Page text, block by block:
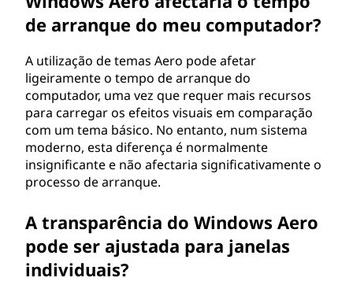
de arranque do meu computador?
A utilização de temas Aero pode afetar
ligeiramente o tempo de arranque do
computador, uma vez que requer mais recursos
para carregar os efeitos visuais em comparação
com um tema básico. No entanto, num sistema
moderno, esta diferença é normalmente
insignificante e não afectaria significativamente o
processo de arranque.
A transparência do Windows Aero
pode ser ajustada para janelas
individuais?